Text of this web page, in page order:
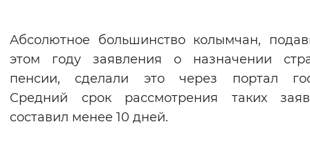
Нормальный Увеличенный
Цвет сайта
Монохромный Инверсивный
Абсолютное большинство колымчан,
этом году заявления о назначении
пенсии, сделали это через портал
Средний срок рассмотрения таких
составил менее 10 дней.